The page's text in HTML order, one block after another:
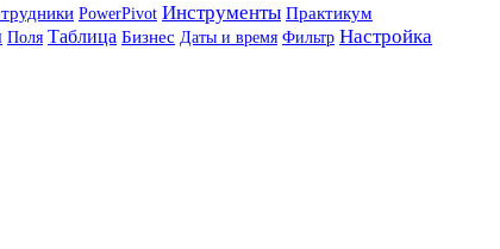
PowerPivot Инструменты Практикум
Поля Таблица Бизнес Даты и время Фильтр Настройка